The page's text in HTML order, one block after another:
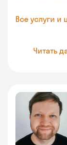
Все услуги и
Читать